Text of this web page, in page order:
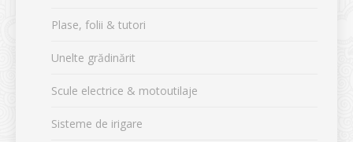
Plase, folii & tutori
Unelte grădinărit
Scule electrice & motoutilaje
Sisteme de irigare